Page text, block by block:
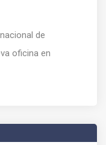
de
oficina en